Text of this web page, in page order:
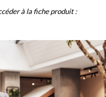
à la fiche produit :